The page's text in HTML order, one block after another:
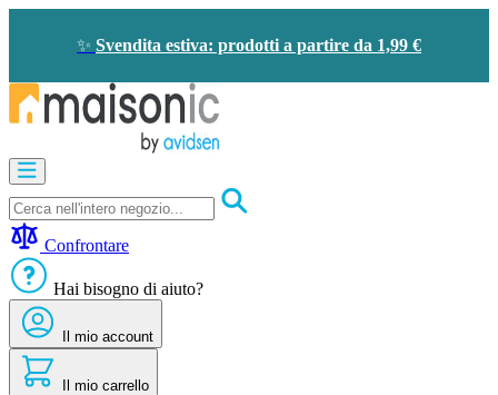
✨ Svendita estiva: prodotti a partire da 1,99 €
Videocitofono
-
Campanello
-
risparmio
energetico
Sicurezza
Comfort
domestico
Confrontare
Hai bisogno di aiuto?
Il mio account
Il mio carrello